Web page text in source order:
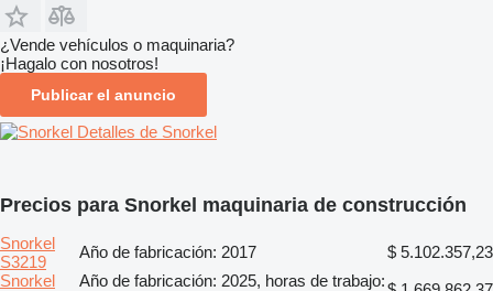
¿Vende vehículos o maquinaria?
¡Hagalo con nosotros!
Publicar el anuncio
Detalles de Snorkel
Precios para Snorkel maquinaria de construcción
Snorkel
S3219
Año de fabricación: 2017
$ 5.102.357,23
Snorkel
Año de fabricación: 2025, horas de trabajo: